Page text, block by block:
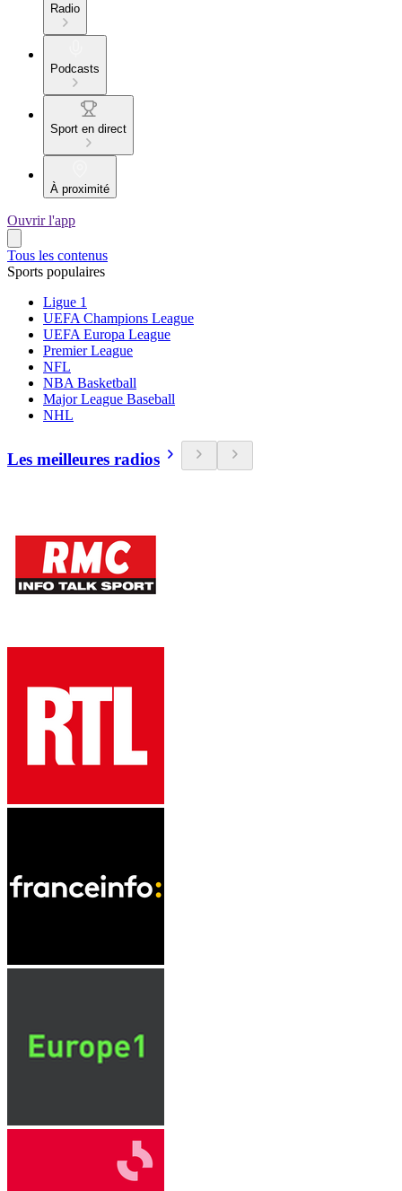
Radio
Podcasts
Sport en direct
À proximité
Ouvrir l'app
Tous les contenus
Sports populaires
Ligue 1
UEFA Champions League
UEFA Europa League
Premier League
NFL
NBA Basketball
Major League Baseball
NHL
Les meilleures radios